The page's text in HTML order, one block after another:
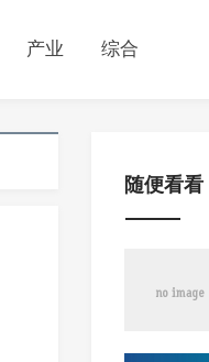
产业 综合
随便看看